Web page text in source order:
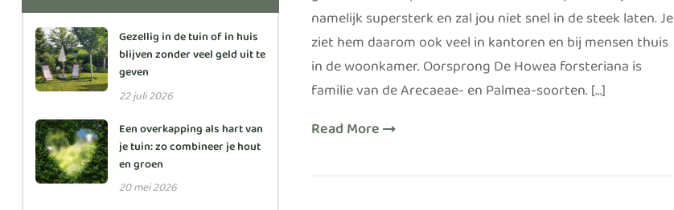
namelijk supersterk en zal jou niet snel in de steek laten. Je
ziet hem daarom ook veel in kantoren en bij mensen thuis
in de woonkamer. Oorsprong De Howea forsteriana is
familie van de Arecaeae- en Palmea-soorten. […]
Read More
Gezellig in de tuin of in huis
blijven zonder veel geld uit te
geven
22 juli 2026
Een overkapping als hart van
je tuin: zo combineer je hout
en groen
20 mei 2026